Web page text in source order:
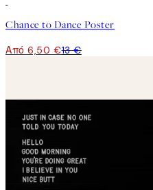
Chance to Dance Poster
Από 6,50 €13 €